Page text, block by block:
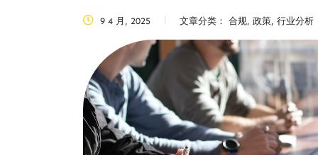
9 4 月, 2025 文章分类： 合规, 政策, 行业分析